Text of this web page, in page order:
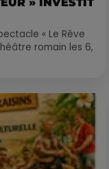
« Le Rêve
romain les 6,